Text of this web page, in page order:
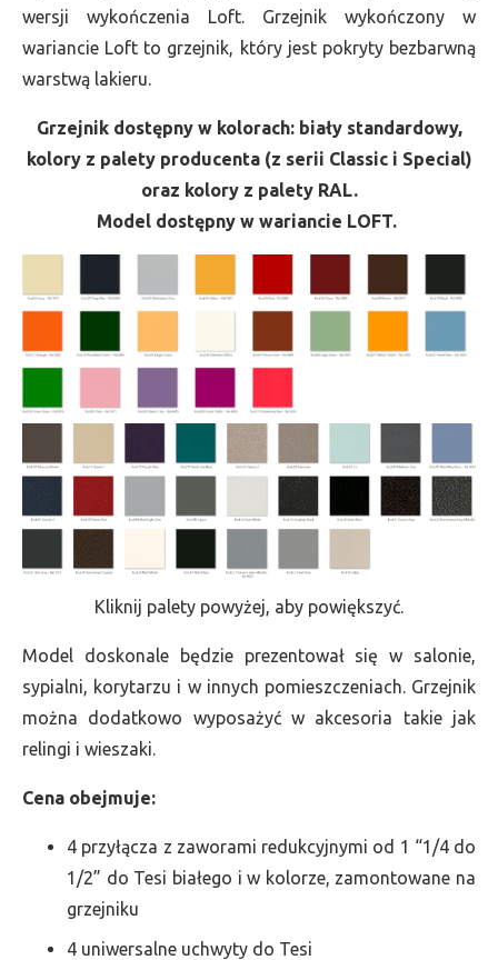
wersji wykończenia Loft. Grzejnik wykończony w
wariancie Loft to grzejnik, który jest pokryty bezbarwną
warstwą lakieru.
Grzejnik dostępny w kolorach: biały standardowy,
kolory z palety producenta (z serii Classic i Special)
oraz kolory z palety RAL.
Model dostępny w wariancie LOFT.
Kliknij palety powyżej, aby powiększyć.
Model doskonale będzie prezentował się w salonie,
sypialni, korytarzu i w innych pomieszczeniach. Grzejnik
można dodatkowo wyposażyć w akcesoria takie jak
relingi i wieszaki.
Cena obejmuje:
4 przyłącza z zaworami redukcyjnymi od 1 “1/4 do
1/2” do Tesi białego i w kolorze, zamontowane na
grzejniku
4 uniwersalne uchwyty do Tesi